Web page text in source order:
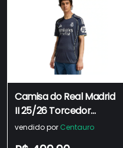
Camisa do Real Madrid
II 25/26 Torcedor
adidas Masculina
vendido por Centauro